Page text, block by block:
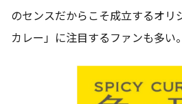
のセンスだからこそ成立するオリ
カレー」に注目するファンも多い。